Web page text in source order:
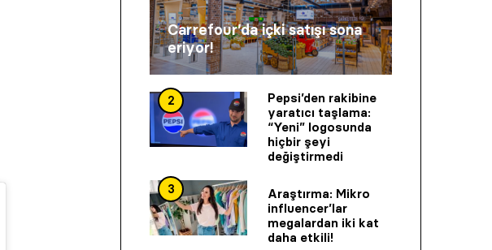
Carrefour’da içki satışı sona
eriyor!
2
Pepsi’den rakibine
yaratıcı taşlama:
“Yeni” logosunda
hiçbir şeyi
değiştirmedi
3
Araştırma: Mikro
influencer’lar
megalardan iki kat
daha etkili!